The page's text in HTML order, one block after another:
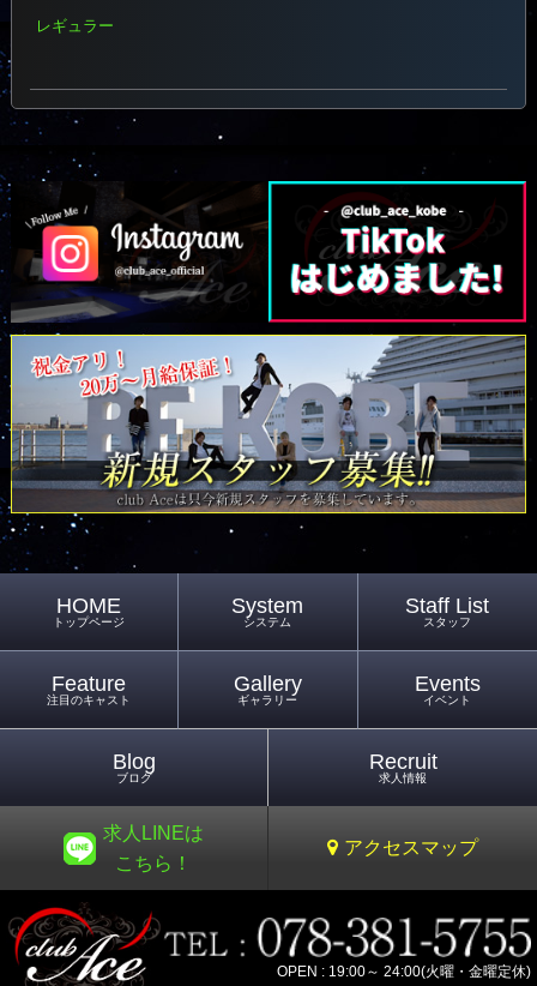
レギュラー
HOME
トップページ
System
システム
Staff List
スタッフ
Feature
注目のキャスト
Gallery
ギャラリー
Events
イベント
Blog
ブログ
Recruit
求人情報
求人LINEは
こちら！
アクセスマップ
OPEN : 19:00～ 24:00(火曜・金曜定休)